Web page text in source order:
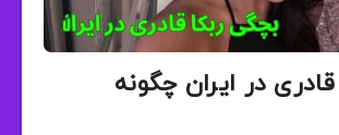
در ایران چگونه